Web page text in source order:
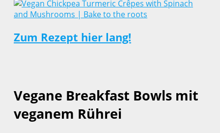
Zum Rezept hier lang!
Vegane Breakfast Bowls mit
veganem Rührei